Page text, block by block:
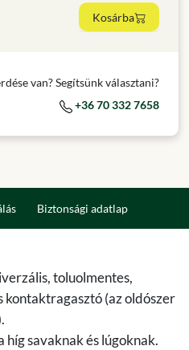
Kosárba
van? Segítsünk választani?
+36 70 332 7658
Biztonsági adatlap
toluolmentes,
kontaktragasztó (az oldószer
híg savaknak és lúgoknak.